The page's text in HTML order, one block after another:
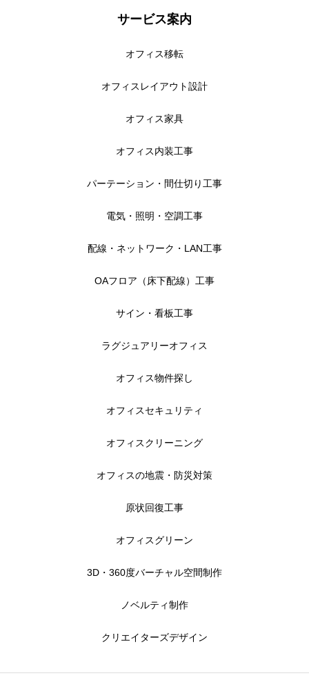
サービス案内
オフィス移転
オフィスレイアウト設計
オフィス家具
オフィス内装工事
パーテーション・間仕切り工事
電気・照明・空調工事
配線・ネットワーク・LAN工事
OAフロア（床下配線）工事
サイン・看板工事
ラグジュアリーオフィス
オフィス物件探し
オフィスセキュリティ
オフィスクリーニング
オフィスの地震・防災対策
原状回復工事
オフィスグリーン
3D・360度バーチャル空間制作
ノベルティ制作
クリエイターズデザイン